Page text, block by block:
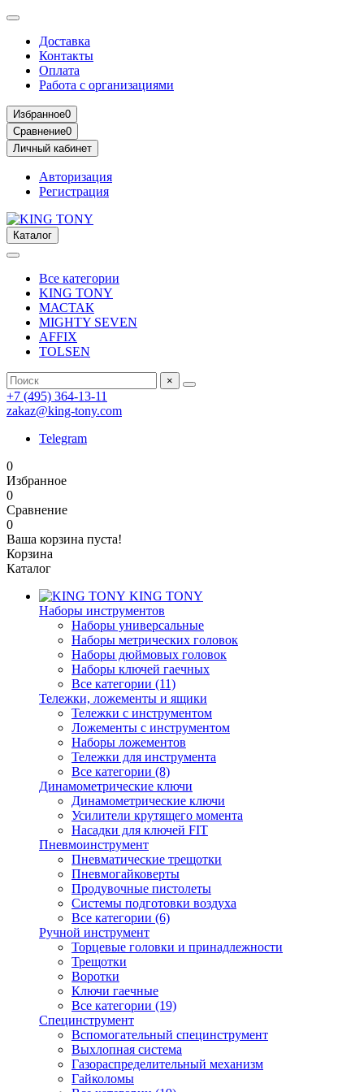
Доставка
Контакты
Оплата
Работа с организациями
Избранное0
Сравнение0
Личный кабинет
Авторизация
Регистрация
Каталог
Все категории
KING TONY
МАСТАК
MIGHTY SEVEN
AFFIX
TOLSEN
×
+7 (495) 364-13-11
zakaz@king-tony.com
Telegram
0
Избранное
0
Сравнение
0
Ваша корзина пуста!
Корзина
Каталог
KING TONY
Наборы инструментов
Наборы универсальные
Наборы метрических головок
Наборы дюймовых головок
Наборы ключей гаечных
Все категории (11)
Тележки, ложементы и ящики
Тележки с инструментом
Ложементы с инструментом
Наборы ложементов
Тележки для инструмента
Все категории (8)
Динамометрические ключи
Динамометрические ключи
Усилители крутящего момента
Насадки для ключей FIT
Пневмоинструмент
Пневматические трещотки
Пневмогайковерты
Продувочные пистолеты
Системы подготовки воздуха
Все категории (6)
Ручной инструмент
Торцевые головки и принадлежности
Трещотки
Воротки
Ключи гаечные
Все категории (19)
Специнструмент
Вспомогательный специнструмент
Выхлопная система
Газораспределительный механизм
Гайколомы